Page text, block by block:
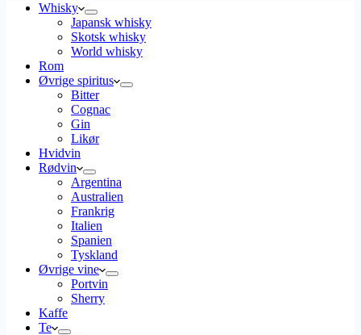
Whisky
Japansk whisky
Skotsk whisky
World whisky
Rom
Øvrige spiritus
Bitter
Cognac
Gin
Likør
Hvidvin
Rødvin
Argentina
Australien
Frankrig
Italien
Spanien
Tyskland
Øvrige vine
Portvin
Sherry
Kaffe
Te